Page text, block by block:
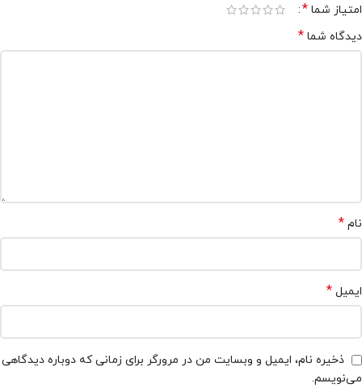
امتیاز شما *
دیدگاه شما *
نام *
ایمیل *
ذخیره نام، ایمیل و وبسایت من در مرورگر برای زمانی که دوباره دیدگاهی
می‌نویسم.